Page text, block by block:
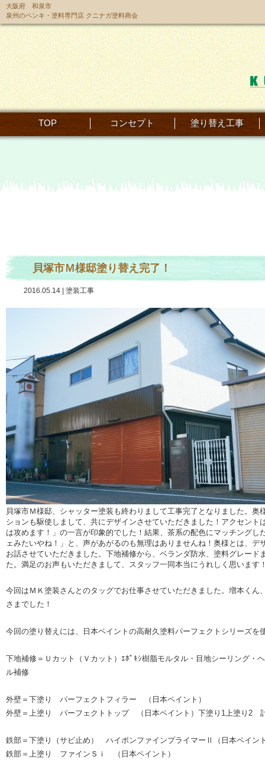
大阪府 和泉市
泉州のペンキ・塗料専門店 クニナガ塗料商会
TOP コンセプト 塗り替え工事
貝塚市Ｍ様邸塗り替え完了！
2016.05.14 塗装工事
貝塚市Ｍ様邸、シャッター塗装も終わりまして工事完了となりました。
ションも駆使しまして、共にデザインさせていただきました！アクセン
は攻めます！」の一言が印象的でした！結果、茶系の配色にマッチング
ェみたいやね！」と、声があがるのも無理はありませんね！奥様とは、
お話させていただきました。下地補修から、ベランダ防水、塗料グレー
た。満足のお声もいただきまして、スタッフ一同本当にうれしく思います
今回はＭＫ塗装さんとのタッグでお仕事させていただきました。増本くん
さまでした！
今回の塗り替えには、日本ペイントの高耐久塗料パーフェクトシリーズを
下地補修＝Ｕカット（Ｖカット）ｴﾎﾟｷｼ樹脂モルタル・目地シーリング・
ル補修
外壁＝下塗り パーフェクトフィラー （日本ペイント）
外壁＝上塗り パーフェクトトップ （日本ペイント）下塗り1上塗り2
鉄部＝下塗り（サビ止め） ハイポンファインプライマーⅡ（日本ペイン
鉄部＝上塗り ファインＳｉ （日本ペイント）